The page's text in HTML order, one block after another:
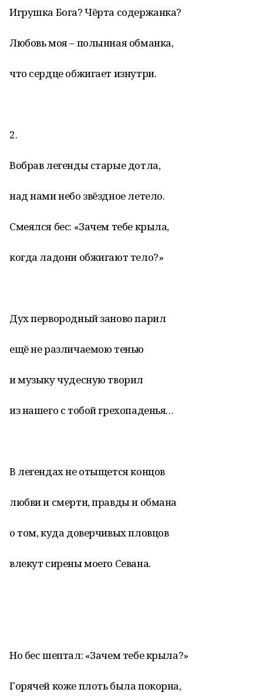
Игрушка Бога? Чёрта содержанка?
Любовь моя – полынная обманка,
что сердце обжигает изнутри.
2.
Вобрав легенды старые дотла,
над нами небо звёздное летело.
Смеялся бес: «Зачем тебе крыла,
когда ладони обжигают тело?»
Дух первородный заново парил
ещё не различаемою тенью
и музыку чудесную творил
из нашего с тобой грехопаденья…
В легендах не отыщется концов
любви и смерти, правды и обмана
о том, куда доверчивых пловцов
влекут сирены моего Севана.
Но бес шептал: «Зачем тебе крыла?»
Горячей коже плоть была покорна,